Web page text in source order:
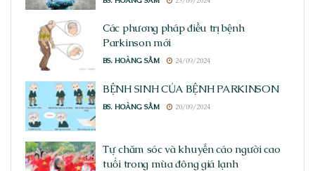
Các phương pháp điều trị bệnh
Parkinson mới
BS. HOÀNG SẦM 24/09/2024
BỆNH SINH CỦA BỆNH PARKINSON
BS. HOÀNG SẦM 20/09/2024
Tự chăm sóc và khuyến cáo người cao
tuổi trong mùa đông giá lạnh